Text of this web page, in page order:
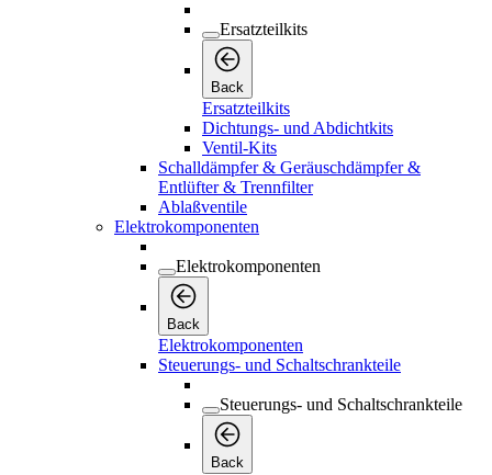
Ersatzteilkits
Back
Ersatzteilkits
Dichtungs- und Abdichtkits
Ventil-Kits
Schalldämpfer & Geräuschdämpfer &
Entlüfter & Trennfilter
Ablaßventile
Elektrokomponenten
Elektrokomponenten
Back
Elektrokomponenten
Steuerungs- und Schaltschrankteile
Steuerungs- und Schaltschrankteile
Back